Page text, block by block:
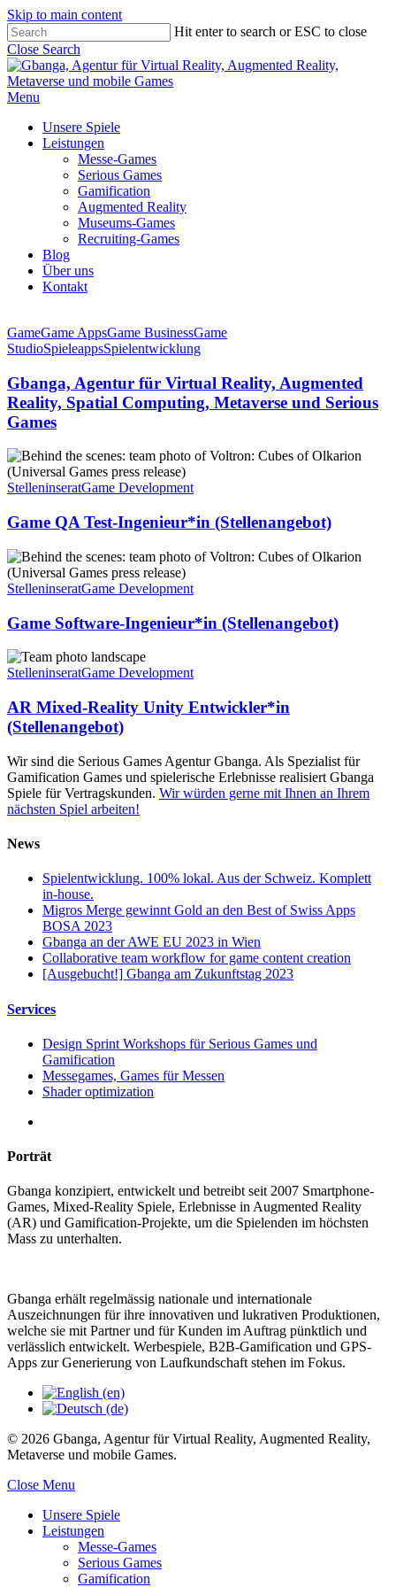
Skip to main content
Hit enter to search or ESC to close
Close Search
Menu
Unsere Spiele
Leistungen
Messe-Games
Serious Games
Gamification
Augmented Reality
Museums-Games
Recruiting-Games
Blog
Über uns
Kontakt
GameGame AppsGame BusinessGame
StudioSpieleappsSpielentwicklung
Gbanga, Agentur für Virtual Reality, Augmented
Reality, Spatial Computing, Metaverse und Serious
Games
StelleninseratGame Development
Game QA Test-Ingenieur*in (Stellenangebot)
StelleninseratGame Development
Game Software-Ingenieur*in (Stellenangebot)
StelleninseratGame Development
AR Mixed-Reality Unity Entwickler*in
(Stellenangebot)
Wir sind die Serious Games Agentur Gbanga. Als Spezialist für
Gamification Games und spielerische Erlebnisse realisiert Gbanga
Spiele für Vertragskunden. Wir würden gerne mit Ihnen an Ihrem
nächsten Spiel arbeiten!
News
Spielentwicklung. 100% lokal. Aus der Schweiz. Komplett
in-house.
Migros Merge gewinnt Gold an den Best of Swiss Apps
BOSA 2023
Gbanga an der AWE EU 2023 in Wien
Collaborative team workflow for game content creation
[Ausgebucht!] Gbanga am Zukunftstag 2023
Services
Design Sprint Workshops für Serious Games und
Gamification
Messegames, Games für Messen
Shader optimization
Porträt
Gbanga konzipiert, entwickelt und betreibt seit 2007 Smartphone-
Games, Mixed-Reality Spiele, Erlebnisse in Augmented Reality
(AR) und Gamification-Projekte, um die Spielenden im höchsten
Mass zu unterhalten.
Gbanga erhält regelmässig nationale und internationale
Auszeichnungen für ihre innovativen und lukrativen Produktionen,
welche sie mit Partner und für Kunden im Auftrag pünktlich und
verlässlich entwickelt. Werbespiele, B2B-Gamification und GPS-
Apps zur Generierung von Laufkundschaft stehen im Fokus.
© 2026 Gbanga, Agentur für Virtual Reality, Augmented Reality,
Metaverse und mobile Games.
Close Menu
Unsere Spiele
Leistungen
Messe-Games
Serious Games
Gamification